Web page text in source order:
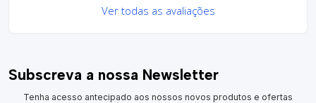
Ver todas as avaliações
Subscreva a nossa Newsletter
Tenha acesso antecipado aos nossos novos produtos e ofertas